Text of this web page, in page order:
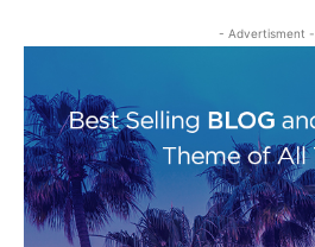
- Advertisment -